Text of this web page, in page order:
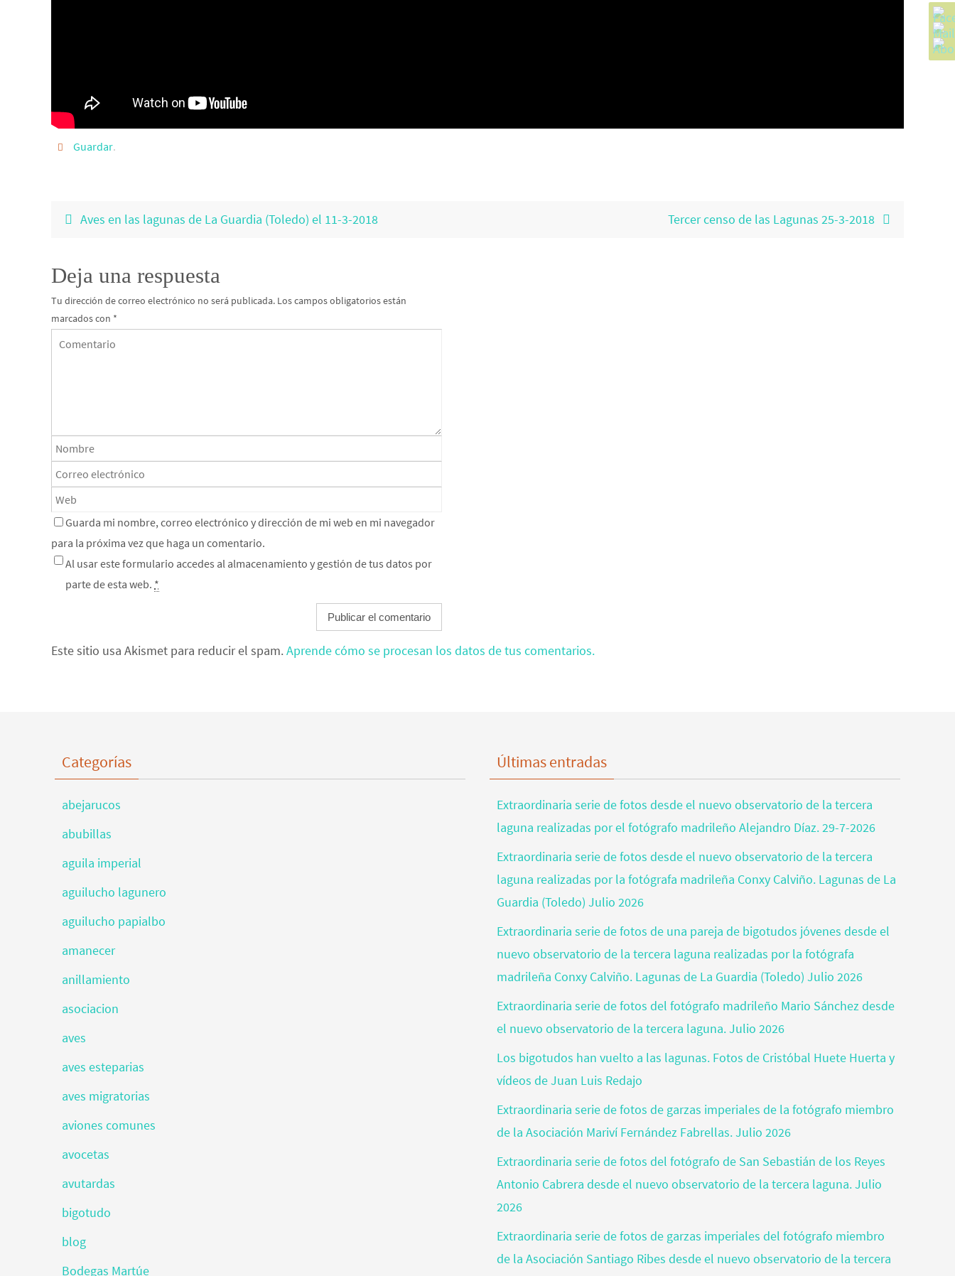
Guardar.
Aves en las lagunas de La Guardia (Toledo) el 11-3-2018 Tercer censo de las Lagunas 25-3-2018
Deja una respuesta
Tu dirección de correo electrónico no será publicada. Los campos obligatorios están
marcados con *
Guarda mi nombre, correo electrónico y dirección de mi web en mi navegador
para la próxima vez que haga un comentario.
Al usar este formulario accedes al almacenamiento y gestión de tus datos por
parte de esta web. *
Este sitio usa Akismet para reducir el spam.Aprende cómo se procesan los datos de tus comentarios.
Categorías
abejarucos
abubillas
aguila imperial
aguilucho lagunero
aguilucho papialbo
amanecer
anillamiento
asociacion
aves
aves esteparias
aves migratorias
aviones comunes
avocetas
avutardas
bigotudo
blog
Bodegas Martúe
Últimas entradas
Extraordinaria serie de fotos desde el nuevo observatorio de la tercera
laguna realizadas por el fotógrafo madrileño Alejandro Díaz. 29-7-2026
Extraordinaria serie de fotos desde el nuevo observatorio de la tercera
laguna realizadas por la fotógrafa madrileña Conxy Calviño. Lagunas de La
Guardia (Toledo) Julio 2026
Extraordinaria serie de fotos de una pareja de bigotudos jóvenes desde el
nuevo observatorio de la tercera laguna realizadas por la fotógrafa
madrileña Conxy Calviño. Lagunas de La Guardia (Toledo) Julio 2026
Extraordinaria serie de fotos del fotógrafo madrileño Mario Sánchez desde
el nuevo observatorio de la tercera laguna. Julio 2026
Los bigotudos han vuelto a las lagunas. Fotos de Cristóbal Huete Huerta y
vídeos de Juan Luis Redajo
Extraordinaria serie de fotos de garzas imperiales de la fotógrafo miembro
de la Asociación Mariví Fernández Fabrellas. Julio 2026
Extraordinaria serie de fotos del fotógrafo de San Sebastián de los Reyes
Antonio Cabrera desde el nuevo observatorio de la tercera laguna. Julio
2026
Extraordinaria serie de fotos de garzas imperiales del fotógrafo miembro
de la Asociación Santiago Ribes desde el nuevo observatorio de la tercera